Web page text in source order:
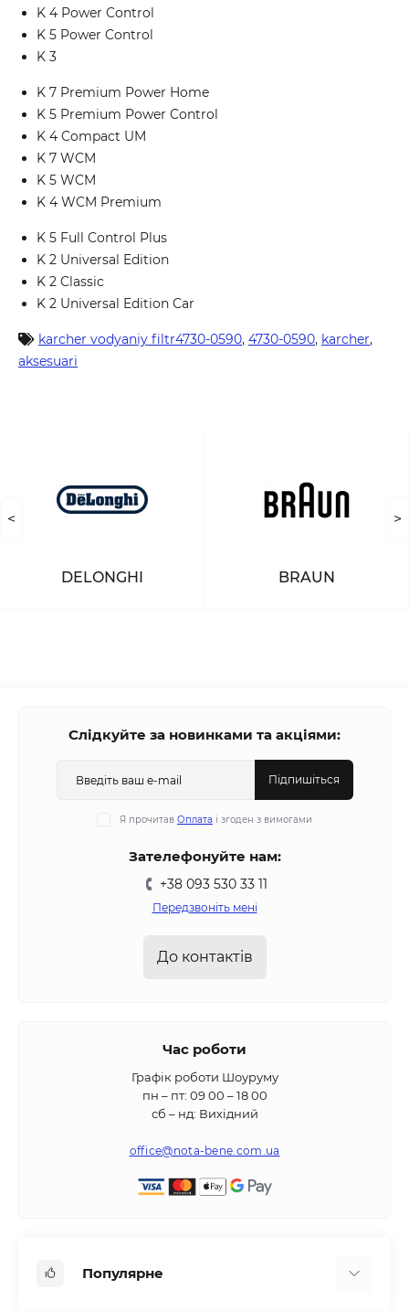
K 4 Power Control
K 5 Power Control
K 3
K 7 Premium Power Home
K 5 Premium Power Control
K 4 Compact UM
K 7 WCM
K 5 WCM
K 4 WCM Premium
K 5 Full Control Plus
K 2 Universal Edition
K 2 Classic
K 2 Universal Edition Car
karcher vodyaniy filtr4730-0590, 4730-0590, karcher,
aksesuari
<
DELONGHI BRAUN
>
Слідкуйте за новинками та акціями:
Підпишіться
Я прочитав Оплата і згоден з вимогами
Зателефонуйте нам:
+38 093 530 33 11
Передзвоніть мені
До контактів
Час роботи
Графік роботи Шоуруму
пн – пт: 09 00 – 18 00
сб – нд: Вихідний
office@nota-bene.com.ua
Популярне